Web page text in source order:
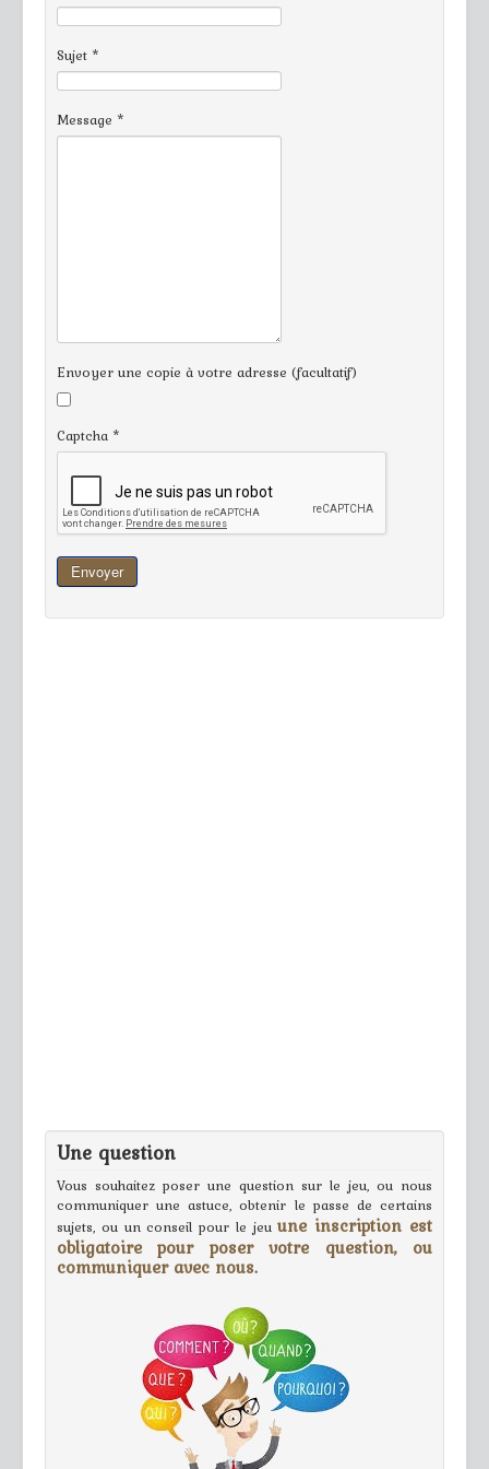
Sujet *
Message *
Envoyer une copie à votre adresse (facultatif)
Captcha *
Envoyer
Une question
Vous souhaitez poser une question sur le jeu, ou nous
communiquer une astuce, obtenir le passe de certains
sujets, ou un conseil pour le jeuune inscription est
obligatoire pour poser votre question, ou
communiquer avec nous.